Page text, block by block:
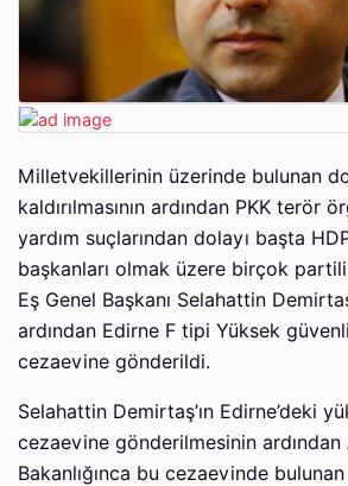
Milletvekillerinin üzerinde bulunan
kaldırılmasının ardından PKK terör
yardım suçlarından dolayı başta
başkanları olmak üzere birçok
Eş Genel Başkanı Selahattin
ardından Edirne F tipi Yüksek
cezaevine gönderildi.
Selahattin Demirtaş’ın Edirne’deki
cezaevine gönderilmesinin ardından
Bakanlığınca bu cezaevinde